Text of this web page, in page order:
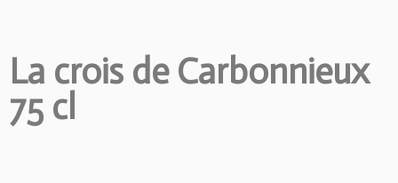
La crois de Carbonnieux
75 cl